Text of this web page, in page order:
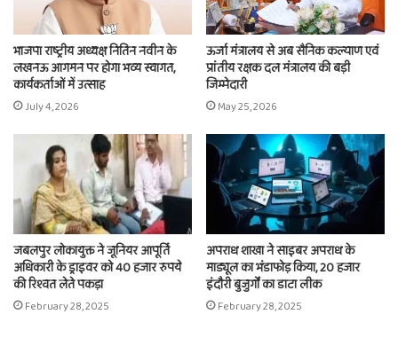
भाजपा राष्ट्रीय अध्यक्ष नितिन नवीन के
लखनऊ आगमन पर होगा भव्य स्वागत,
कार्यकर्ताओं में उत्साह
July 4, 2026
ऊर्जा मंत्रालय से अब सैनिक कल्याण एवं
प्रांतीय रक्षक दल मंत्रालय की बड़ी
जिम्मेदारी
May 25, 2026
जबलपुर लोकायुक्त ने जूनियर आपूर्ति
अधिकारी के ड्राइवर को 40 हजार रुपये
की रिश्वत लेते पकड़ा
February 28, 2025
अपराध शाखा ने साइबर अपराध के
माड्यूल का भंडाफोड़ किया, 20 हजार
इंदौरी बुजुर्गों का डाटा लीक
February 28, 2025